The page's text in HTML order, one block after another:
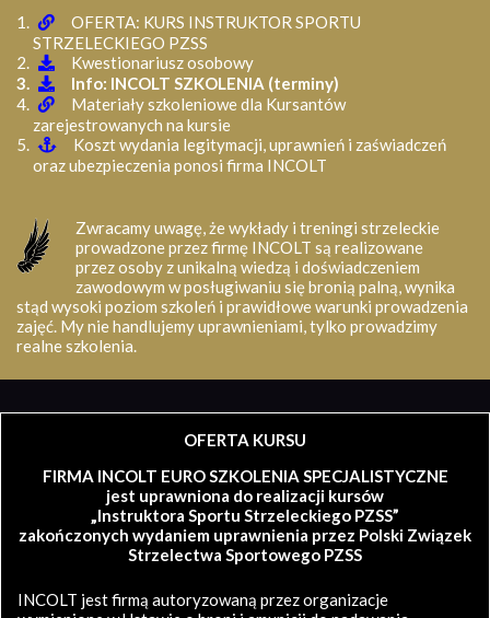
OFERTA: KURS INSTRUKTOR SPORTU
STRZELECKIEGO PZSS
Kwestionariusz osobowy
Info: INCOLT SZKOLENIA (terminy)
Materiały szkoleniowe dla Kursantów
zarejestrowanych na kursie
Koszt wydania legitymacji, uprawnień i zaświadczeń
oraz ubezpieczenia ponosi firma INCOLT
Zwracamy uwagę, że wykłady i treningi strzeleckie
prowadzone przez firmę INCOLT są realizowane
przez osoby z unikalną wiedzą i doświadczeniem
zawodowym w posługiwaniu się bronią palną, wynika
stąd wysoki poziom szkoleń i prawidłowe warunki prowadzenia
zajęć. My nie handlujemy uprawnieniami, tylko prowadzimy
realne szkolenia.
OFERTA KURSU
FIRMA INCOLT EURO SZKOLENIA SPECJALISTYCZNE
jest uprawniona do realizacji kursów
„Instruktora Sportu Strzeleckiego PZSS”
zakończonych wydaniem uprawnienia przez Polski Związek
Strzelectwa Sportowego PZSS
INCOLT jest firmą autoryzowaną przez organizacje